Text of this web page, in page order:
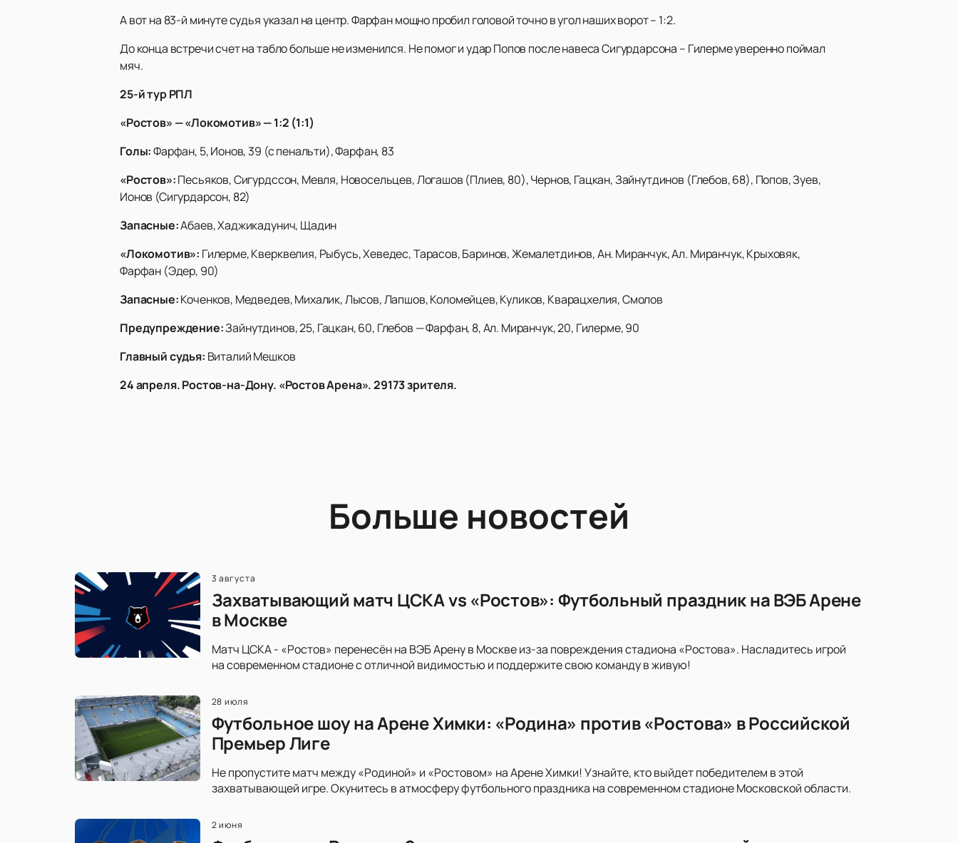
А вот на 83-й минуте судья указал на центр. Фарфан мощно пробил головой точно в угол наших ворот – 1:2.
До конца встречи счет на табло больше не изменился. Не помог и удар Попов после навеса Сигурдарсона – Гилерме уверенно поймал
мяч.
25-й тур РПЛ
«Ростов» — «Локомотив» — 1:2 (1:1)
Голы:Фарфан, 5, Ионов, 39 (с пенальти), Фарфан, 83
«Ростов»:Песьяков, Сигурдссон, Мевля, Новосельцев, Логашов (Плиев, 80), Чернов, Гацкан, Зайнутдинов (Глебов, 68), Попов, Зуев,
Ионов (Сигурдарсон, 82)
Запасные:Абаев, Хаджикадунич, Щадин
«Локомотив»: Гилерме, Кверквелия, Рыбусь, Хеведес, Тарасов, Баринов, Жемалетдинов, Ан. Миранчук, Ал. Миранчук, Крыховяк,
Фарфан (Эдер, 90)
Запасные:Коченков, Медведев, Михалик, Лысов, Лапшов, Коломейцев, Куликов, Кварацхелия, Смолов
Предупреждение:Зайнутдинов, 25, Гацкан, 60, Глебов — Фарфан, 8, Ал. Миранчук, 20, Гилерме, 90
Главный судья: Виталий Мешков
24 апреля. Ростов-на-Дону. «Ростов Арена». 29173 зрителя.
Больше новостей
3 августа
Захватывающий матч ЦСКА vs «Ростов»: Футбольный праздник на ВЭБ Арене
в Москве
Матч ЦСКА - «Ростов» перенесён на ВЭБ Арену в Москве из-за повреждения стадиона «Ростова». Насладитесь игрой
на современном стадионе с отличной видимостью и поддержите свою команду в живую!
28 июля
Футбольное шоу на Арене Химки: «Родина» против «Ростова» в Российской
Премьер Лиге
Не пропустите матч между «Родиной» и «Ростовом» на Арене Химки! Узнайте, кто выйдет победителем в этой
захватывающей игре. Окунитесь в атмосферу футбольного праздника на современном стадионе Московской области.
2 июня